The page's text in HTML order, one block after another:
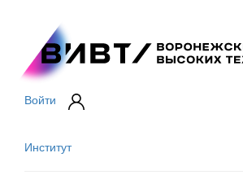
Войти
Институт